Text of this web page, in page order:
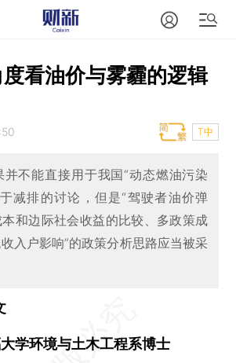
看油价与雾霾的逻辑
T中
并不能直接用于我国“动态燃油污染
减排的讨论，但是“驾驶者油价弹
和边际社会收益的比较、多政策成
入户影响”的政策分析思路应当被采
环境与土木工程系博士